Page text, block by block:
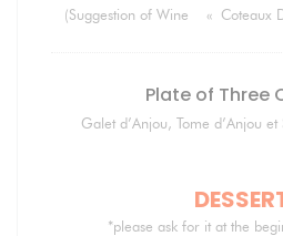
(Suggestion of Wine « Coteaux
Plate of Three
Galet d’Anjou, Tome d’Anjou
*please ask for it at the